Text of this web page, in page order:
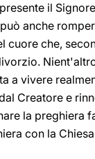
il
anche
cuore che,
a vivere
Creatore e
la preghiera
con la